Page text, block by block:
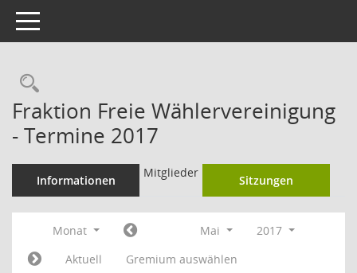
Toggle navigation
Rechercheauswahl
Fraktion Freie Wählervereinigung
- Termine 2017
Informationen
Mitglieder
Sitzungen
Monat Mai
2017
Aktuell
Gremium auswählen